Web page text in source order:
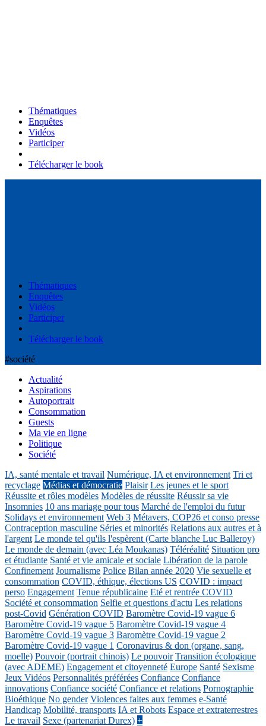
Thématiques
Enquêtes
Vidéos
Participer
Télécharger le book
Thématiques
Enquêtes
Vidéos
Participer
Télécharger le book
#société
Actualité
Aspirations
Autoportrait
Consommation
Guests
Ma vie en ligne
Politique
Société
IA, santé mentale et travail Numérique, IA et environnement Tri et
recyclage Médias et démocratie Plaisir Les jeunes et le sport
Réussite et rôles modèles Modèles de réussite Réussir sa vie
Insomnies 10 ans mariage pour tous Marché de l'emploi du futur
Solidays et environnement Web 3 Métavers, COP26 et conso presse
Contraception masculine Séries et minorités Relations aux autres et à
l'argent Le monde tel qu'ils l'espèrent (Carte blanche Luc Balleroy)
Le monde de demain (avec Léa Moukanas) Téléréalité Situation pro
et étudiante Santé et vie amicale et sociale Libération de la parole
Confinement Journalisme Police Bilan année 2020 Vie sexuelle et
consommation COVID, éthique, élections US COVID : impact
perso Engagement Tenue républicaine Eté et rentrée COVID
Société et consommation Selfie et questions d'actu Les relations
post-Covid Génération COVID Baromètre Covid-19 vague 6
Baromètre Covid-19 vague 5 Baromètre Covid-19 vague 4
Baromètre Covid-19 vague 3 Baromètre Covid-19 vague 2
Baromètre Covid-19 vague 1 Coronavirus & don (organe, sang,
moelle) Pouvoir (portrait chinois) Le pouvoir Transition écologique
(avec ADEME) Engagement et citoyenneté Europe Santé Sexisme
Jeux Vidéos Personnalités préférées Confiance Confiance
innovations Confiance société Confiance et relations Pornographie
Bioéthique No gender Violences faites aux femmes e-Santé
Handicap Mobilité, transports IA et Robots Espace et extraterrestres
Le travail Sexe (partenariat Durex) +